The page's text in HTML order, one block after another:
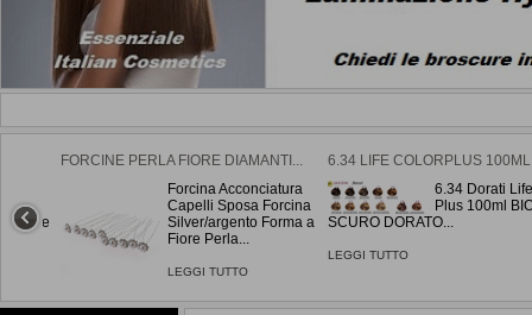
Duo
FORCINE PERLA FIORE DIAMANTI...
Forcina Acconciatura
Capelli Sposa Forcina
Silver/argento Forma a
Fiore Perla...
LEGGI TUTTO
6.34 LIFE COLORPLUS
6.34 Dorati
Plus 100ml
SCURO DORATO...
LEGGI TUTTO